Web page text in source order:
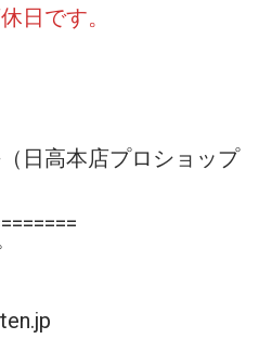
日です。
日高本店プロショップ